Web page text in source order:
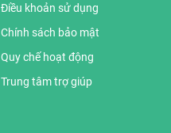
Điều khoản sử dụng
Chính sách bảo mật
Quy chế hoạt động
Trung tâm trợ giúp